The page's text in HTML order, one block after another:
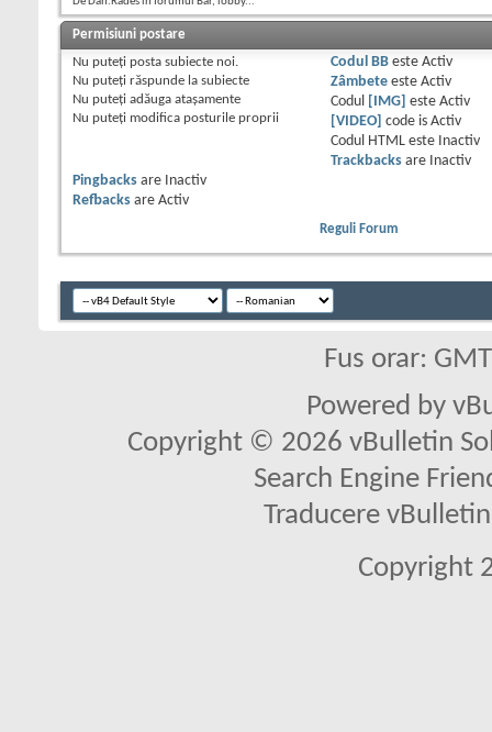
Permisiuni postare
Nu puteţi posta subiecte noi.
Nu puteţi răspunde la subiecte
Nu puteţi adăuga ataşamente
Nu puteţi modifica posturile proprii
Codul BBeste Activ
Zâmbeteeste Activ
Codul
[IMG] este Activ
[VIDEO]
code is Activ
Codul HTML este
Inactiv
Trackbacksare
Inactiv
Pingbacks are
Inactiv
Refbacks are Activ
Reguli Forum
Fus orar:
Powered by
Copyright © 2026 vBulletin
Search Engine
Traducere
Copyright